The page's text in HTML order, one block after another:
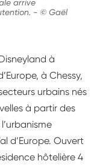
arrive
- © Gaël
à
à Chessy,
urbains nés
à partir des
d’Europe. Ouvert
hôtelière 4